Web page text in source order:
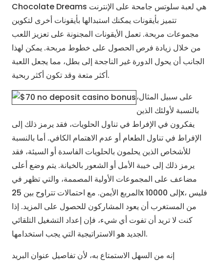
Chocolate Dreams هي لعبة سلوتس جامحة على الإنترنت
تتميز بأيقونات يمكنك استبدالها بأيقونات أخرى لتكوين
مجموعات مربحة. تعمل الأيقونات المجنونة على تعزيز اللعب
من خلال زيادة فرص الحصول على خطوط مربحة. يمكن لهذا
الجانب أن يحول الدورة غير الناجحة إلى بطل، مما يجعل اللعبة
أكثر متعة وقد تكون أكثر ربحية.
على سبيل المثال،
بالنسبة لأولئك الذين
يفكرون في الإفراط في تناول الحلويات، فقد يرمز ذلك إلى
الإفراط في تناول الطعام أو عدم الاهتمام الكافي. أما بالنسبة
للأشخاص الذين يحلمون بالحلويات الفاسدة أو السيئة، فقد
يرمز ذلك إلى خيبة الأمل أو الشعور بالخيانة. يتم وضع أعلى
مضاعف على المجموعات الأولية المصممة، والتي تظهر في
المربع الأيمن. مع احتمالات تتراوح بين 25x إلى 10000x، فليس
من المستغرب أن يعود المشاركون للحصول على المزيد. إذا
كنت لا تريد أن تفوت أي شيء، فإن إعداد التشغيل التلقائي
الجديد هو الاستراتيجية التي يجب استخدامها.
إنه من السهل الاستمتاع به، لأن تفاصيل عنوان البريد